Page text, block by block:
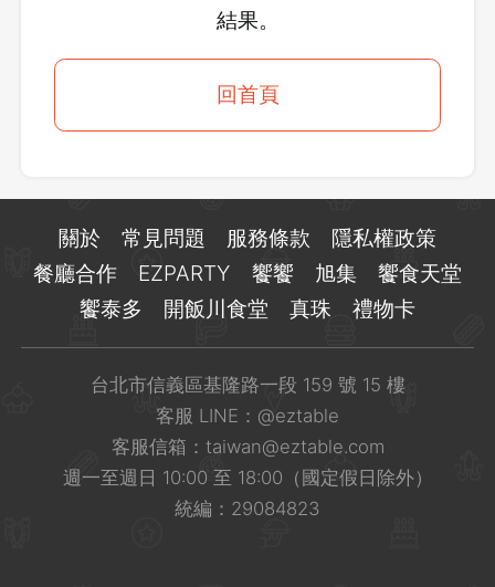
結果。
回首頁
登出
關於 常見問題 服務條款
隱私權政策
餐廳合作
EZPARTY 饗饗 旭集
饗食天堂
饗泰多
開飯川食堂 真珠 禮物卡
台北市信義區基隆路一段 159 號 15 樓
客服 LINE： @eztable
客服信箱： taiwan@eztable.com
週一至週日 10:00 至 18:00（國定假日除外）
統編：29084823